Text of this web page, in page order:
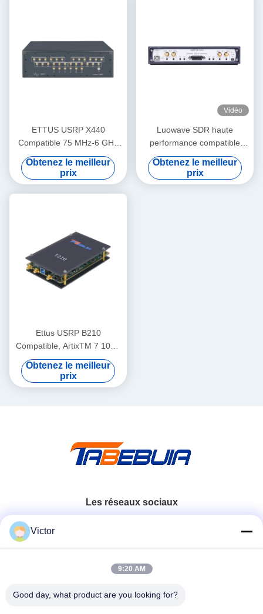
ETTUS USRP X440
Compatible 75 MHz-6 GHz
RF SDR largeur de bande
200 MHz/ch Cohérente en
phase < 1° RMS USRP
Appareil radio défini par
Obtenez le meilleur
prix
Vidéo
Luowave SDR haute
performance compatible
avec Ettus USRP X310, série
USRP X, USRP-LW X310,
2T2R RF DC-6GHz, 160
Obtenez le meilleur
prix
Ettus USRP B210
Compatible, ArtixTM 7 100T
FPGA, AD9361 RF 70 MHz-
6 GHz, 56 MHz BW Chacun,
2 canaux USRP Dispositif
Obtenez le meilleur
prix
Les réseaux sociaux
86--18062514745
Victor
9:20 AM
Good day, what product are you looking for?